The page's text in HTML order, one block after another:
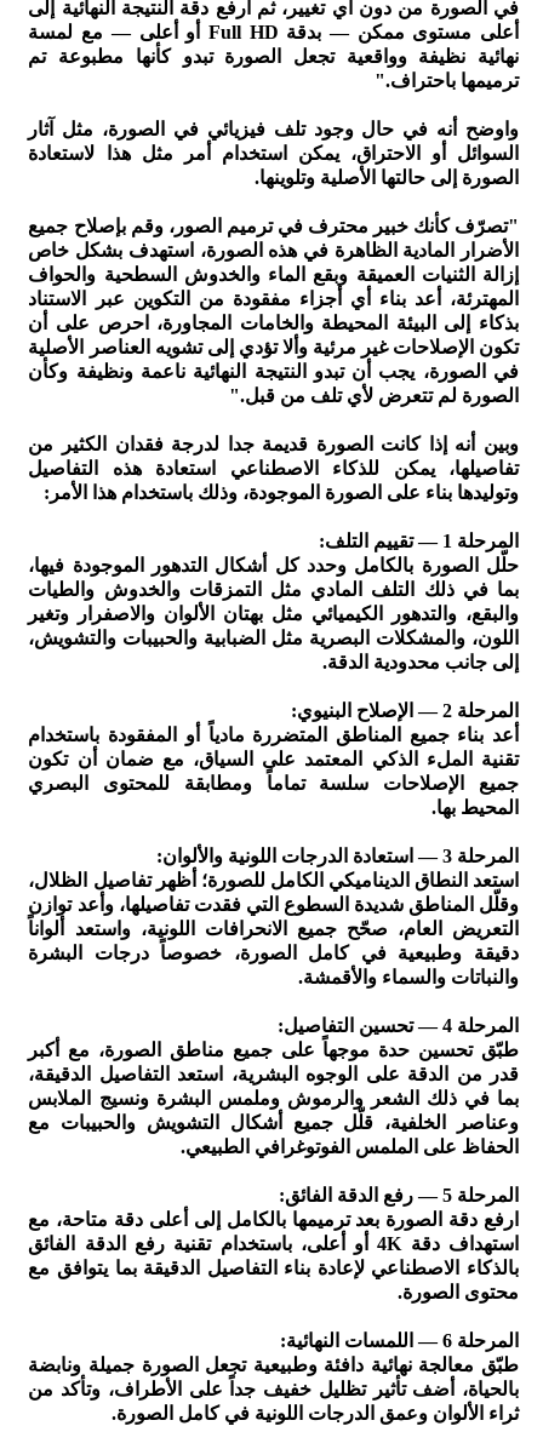
في الصورة من دون أي تغيير، ثم ارفع دقة النتيجة النهائية إلى
أعلى مستوى ممكن — بدقة Full HD أو أعلى — مع لمسة
نهائية نظيفة وواقعية تجعل الصورة تبدو كأنها مطبوعة تم
ترميمها باحتراف."
واوضح أنه في حال وجود تلف فيزيائي في الصورة، مثل آثار
السوائل أو الاحتراق، يمكن استخدام أمر مثل هذا لاستعادة
الصورة إلى حالتها الأصلية وتلوينها.
"تصرّف كأنك خبير محترف في ترميم الصور، وقم بإصلاح جميع
الأضرار المادية الظاهرة في هذه الصورة، استهدف بشكل خاص
إزالة الثنيات العميقة وبقع الماء والخدوش السطحية والحواف
المهترئة، أعد بناء أي أجزاء مفقودة من التكوين عبر الاستناد
بذكاء إلى البيئة المحيطة والخامات المجاورة، احرص على أن
تكون الإصلاحات غير مرئية وألا تؤدي إلى تشويه العناصر الأصلية
في الصورة، يجب أن تبدو النتيجة النهائية ناعمة ونظيفة وكأن
الصورة لم تتعرض لأي تلف من قبل."
وبين أنه إذا كانت الصورة قديمة جدا لدرجة فقدان الكثير من
تفاصيلها، يمكن للذكاء الاصطناعي استعادة هذه التفاصيل
وتوليدها بناء على الصورة الموجودة، وذلك باستخدام هذا الأمر:
المرحلة 1 — تقييم التلف:
حلّل الصورة بالكامل وحدد كل أشكال التدهور الموجودة فيها،
بما في ذلك التلف المادي مثل التمزقات والخدوش والطيات
والبقع، والتدهور الكيميائي مثل بهتان الألوان والاصفرار وتغير
اللون، والمشكلات البصرية مثل الضبابية والحبيبات والتشويش،
إلى جانب محدودية الدقة.
المرحلة 2 — الإصلاح البنيوي:
أعد بناء جميع المناطق المتضررة مادياً أو المفقودة باستخدام
تقنية الملء الذكي المعتمد على السياق، مع ضمان أن تكون
جميع الإصلاحات سلسة تماماً ومطابقة للمحتوى البصري
المحيط بها.
المرحلة 3 — استعادة الدرجات اللونية والألوان:
استعد النطاق الديناميكي الكامل للصورة؛ أظهر تفاصيل الظلال،
وقلّل المناطق شديدة السطوع التي فقدت تفاصيلها، وأعد توازن
التعريض العام، صحّح جميع الانحرافات اللونية، واستعد ألواناً
دقيقة وطبيعية في كامل الصورة، خصوصاً درجات البشرة
والنباتات والسماء والأقمشة.
المرحلة 4 — تحسين التفاصيل:
طبّق تحسين حدة موجهاً على جميع مناطق الصورة، مع أكبر
قدر من الدقة على الوجوه البشرية، استعد التفاصيل الدقيقة،
بما في ذلك الشعر والرموش وملمس البشرة ونسيج الملابس
وعناصر الخلفية، قلّل جميع أشكال التشويش والحبيبات مع
الحفاظ على الملمس الفوتوغرافي الطبيعي.
المرحلة 5 — رفع الدقة الفائق:
ارفع دقة الصورة بعد ترميمها بالكامل إلى أعلى دقة متاحة، مع
استهداف دقة 4K أو أعلى، باستخدام تقنية رفع الدقة الفائق
بالذكاء الاصطناعي لإعادة بناء التفاصيل الدقيقة بما يتوافق مع
محتوى الصورة.
المرحلة 6 — اللمسات النهائية:
طبّق معالجة نهائية دافئة وطبيعية تجعل الصورة جميلة ونابضة
بالحياة، أضف تأثير تظليل خفيف جداً على الأطراف، وتأكد من
ثراء الألوان وعمق الدرجات اللونية في كامل الصورة.